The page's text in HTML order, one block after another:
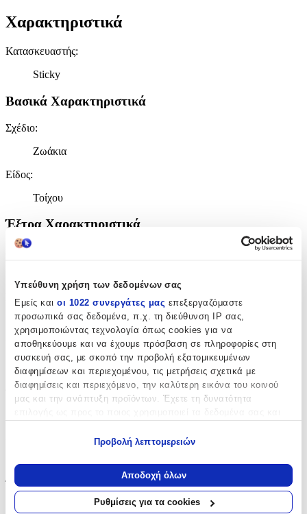
Υπεύθυνη χρήση των δεδομένων σας
Εμείς και οι 1022 συνεργάτες μας επεξεργαζόμαστε
προσωπικά σας δεδομένα, π.χ. τη διεύθυνση IP σας,
χρησιμοποιώντας τεχνολογία όπως cookies για να
αποθηκεύουμε και να έχουμε πρόσβαση σε πληροφορίες στη
συσκευή σας, με σκοπό την προβολή εξατομικευμένων
διαφημίσεων και περιεχομένου, τις μετρήσεις σχετικά με
διαφημίσεις και περιεχόμενο, την καλύτερη εικόνα του κοινού
μας και την ανάπτυξη προϊόντων. Έχετε τη δυνατότητα
Να συλλέξουμε πληροφορίες σχετικά με τη γεωγραφική
σας τοποθεσία, οι οποίες μπορεί να είναι ακριβείς σε
απόσταση μερικών μέτρων
Να αναγνωρίσουμε τη συσκευή σας σαρώνοντας ενεργά
Προβολή λεπτομερειών
Αποδοχή όλων
Ρυθμίσεις για τα cookies
Χαρακτηριστικά
Κατασκευαστής:
Sticky
Βασικά Χαρακτηριστικά
Σχέδιο:
Ζωάκια
Είδος:
Τοίχου
Έξτρα Χαρακτηριστικά
Αφρώδες
Βινυλίου
Ναι
Μπορντούρα:
Ναι
Φωσφοριζέ:
Ύψος